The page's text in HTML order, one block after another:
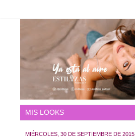
MIÉRCOLES, 30 DE SEPTIEMBRE DE 2015